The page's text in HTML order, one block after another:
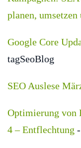
planen,
Google Core
tagSeoBlog
SEO Auslese
Optimierung von
4 – Entflechtung